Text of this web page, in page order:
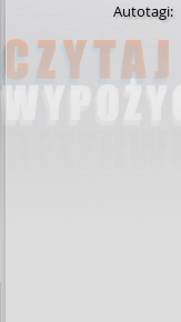
Autotagi: